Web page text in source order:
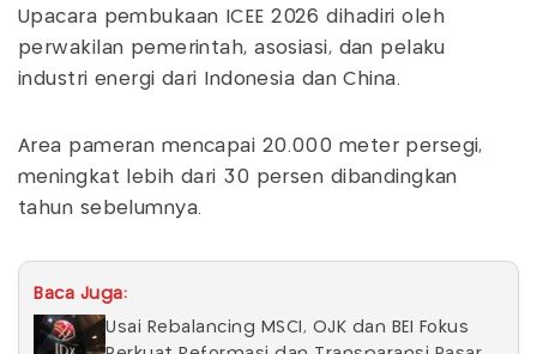
Upacara pembukaan ICEE 2026 dihadiri oleh
perwakilan pemerintah, asosiasi, dan pelaku
industri energi dari Indonesia dan China.
Area pameran mencapai 20.000 meter persegi,
meningkat lebih dari 30 persen dibandingkan
tahun sebelumnya.
Baca Juga:
Usai Rebalancing MSCI, OJK dan BEI Fokus